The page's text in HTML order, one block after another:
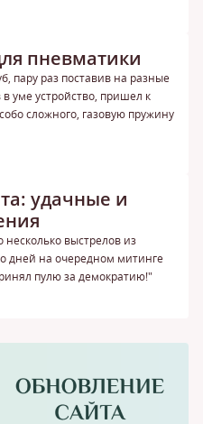
пневматики
пару раз поставив на разные
уме устройство, пришел к
сложного, газовую пружину
удачные и
выстрелов из
дней на очередном митинге
пулю за демократию!"